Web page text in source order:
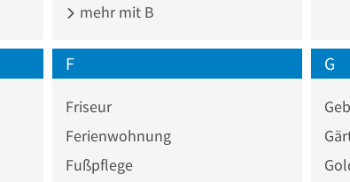
mehr mit B
F
Friseur
Ferienwohnung
Fußpflege
G